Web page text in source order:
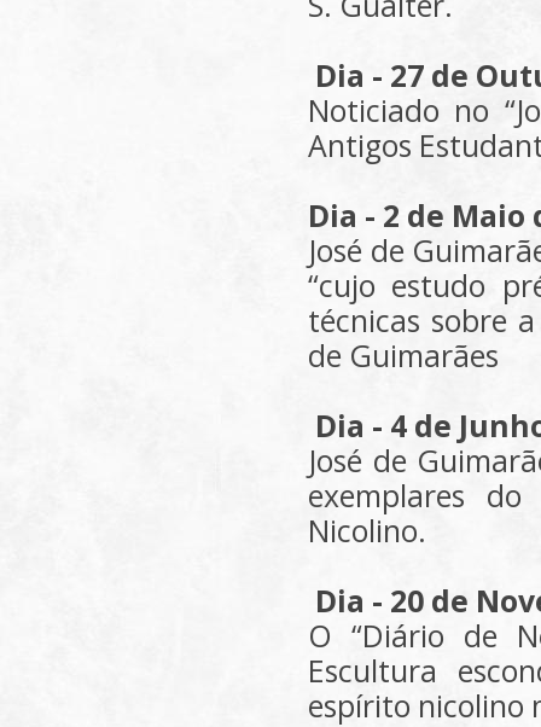
Dia - 27 de
Noticiado no
Antigos
Dia - 2 de Maio
José de
“cujo estudo
técnicas sobre
de Guimarães
Dia - 4 de
José de
exemplares
Nicolino.
Dia - 20 de
O “Diário de
Escultura
espírito nicolino